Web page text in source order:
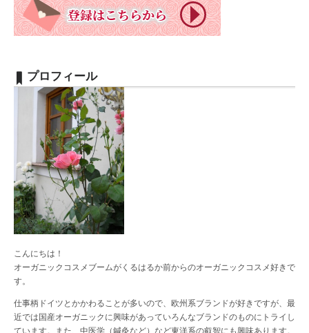
プロフィール
こんにちは！
オーガニックコスメブームがくるはるか前からのオーガニックコスメ好きで
す。
仕事柄ドイツとかかわることが多いので、欧州系ブランドが好きですが、最
近では国産オーガニックに興味があっていろんなブランドのものにトライし
ています。また、中医学（鍼灸など）など東洋系の叡智にも興味あります。